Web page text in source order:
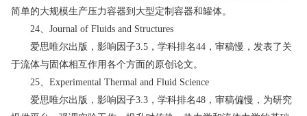
简单的大规模生产压力容器到大型定制容器和罐体。
24、Journal of Fluids and Structures
爱思唯尔出版，影响因子3.5，学科排名44，审稿慢，发表了关
于流体与固体相互作用各个方面的原创论文。
25、Experimental Thermal and Fluid Science
爱思唯尔出版，影响因子3.3，学科排名48，审稿偏慢，为研究